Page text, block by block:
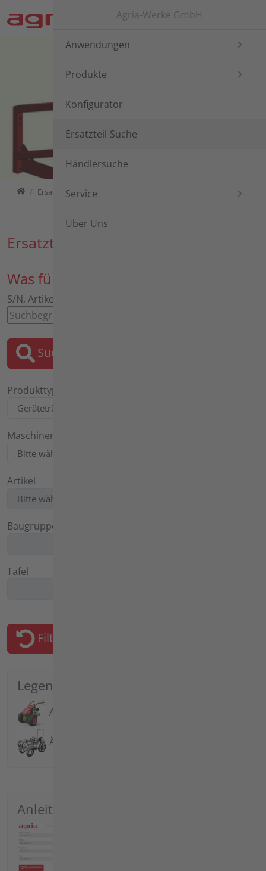
HomeErsatzteil-SucheErsatzteil-Suche
Ersatzteil-Suche
Was für ein Ersatzteil suchen Sie?
S/N, Artikel, Bezeichnung, Motor, Tafel
Suchen
Produkttyp
Maschinentyp
Artikel
Baugruppe
Tafel
Filter zurücksetzen
Legende
Aktuelle Modelle
Ältere Modelle
Anleitung
Agria-Werke GmbH
Anwendungen
Produkte
Konfigurator
Ersatzteil-Suche
Händlersuche
Service
Über Uns